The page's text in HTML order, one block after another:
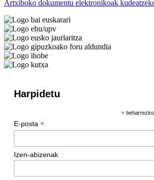
Artxiboko dokumentu elektronikoak
Harpidetu
*
E-posta *
Izen-abizenak